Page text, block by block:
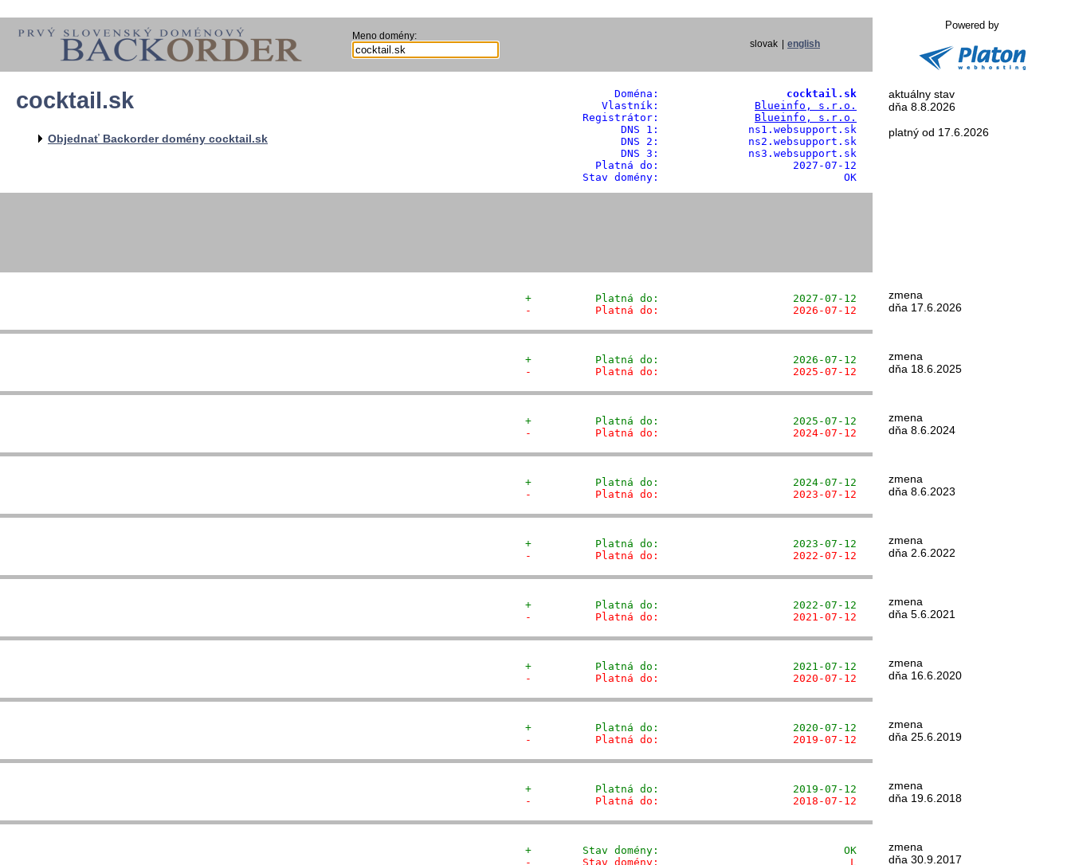
Meno domény:
slovak english
Powered by
cocktail.sk
Objednať Backorder domény cocktail.sk
              Doména:
                   cocktail.sk
            Vlastník:
Blueinfo, s.r.o.
         Registrátor:
Blueinfo, s.r.o.
                DNS 1:              ns1.websupport.sk
                DNS 2:              ns2.websupport.sk
                DNS 3:              ns3.websupport.sk
           Platná do:                     2027-07-12
         Stav domény:                             OK
aktuálny stav
dňa 8.8.2026
platný od 17.6.2026
+          Platná do:                     2027-07-12
-          Platná do:                     2026-07-12
zmena
dňa 17.6.2026
+          Platná do:                     2026-07-12
-          Platná do:                     2025-07-12
zmena
dňa 18.6.2025
+          Platná do:                     2025-07-12
-          Platná do:                     2024-07-12
zmena
dňa 8.6.2024
+          Platná do:                     2024-07-12
-          Platná do:                     2023-07-12
zmena
dňa 8.6.2023
+          Platná do:                     2023-07-12
-          Platná do:                     2022-07-12
zmena
dňa 2.6.2022
+          Platná do:                     2022-07-12
-          Platná do:                     2021-07-12
zmena
dňa 5.6.2021
+          Platná do:                     2021-07-12
-          Platná do:                     2020-07-12
zmena
dňa 16.6.2020
+          Platná do:                     2020-07-12
-          Platná do:                     2019-07-12
zmena
dňa 25.6.2019
+          Platná do:                     2019-07-12
-          Platná do:                     2018-07-12
zmena
dňa 19.6.2018
+        Stav domény:                             OK
-        Stav domény:                              L
zmena
dňa 30.9.2017